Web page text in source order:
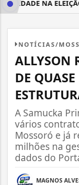
NA ELEIÇÃO
NOTÍCIAS/
ALLYSON
DE
A Samucka
vários
Mossoró e já
milhões na
dados do
MAGNOS